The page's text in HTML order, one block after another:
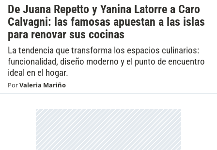
De Juana Repetto y Yanina Latorre a Caro
Calvagni: las famosas apuestan a las islas
para renovar sus cocinas
La tendencia que transforma los espacios culinarios:
funcionalidad, diseño moderno y el punto de encuentro
ideal en el hogar.
PorValeria Mariño